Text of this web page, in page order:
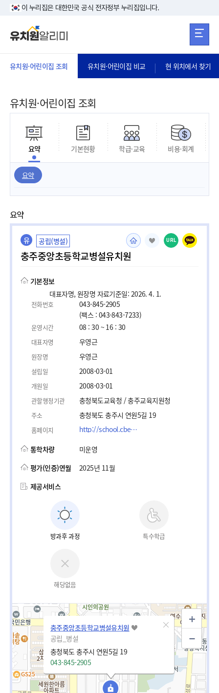
본문 바로가기
이 누리집은 대한민국 공식 전자정부 누리집입니다.
유치원·어린이집 조회 유치원·어린이집 비교 현 위치에서 찾기
유치원·어린이집 조회
요약 기본현황 학급·교육 비용·회계
요약
요약
유 공립(병설)
충주중앙초등학교병설유치원
URL
기본정보
대표자명, 원장명 자료기준일: 2026. 4. 1.
전화번호
043-845-2905
(팩스 : 043-843-7233)
운영시간 08 : 30 ~ 16 : 30
대표자명 우영근
원장명 우영근
설립일 2008-03-01
개원일 2008-03-01
관할행정기관 충청북도교육청 / 충주교육지원청
주소 충청북도 충주시 연원5길 19
홈페이지 http://school.cbe.go.kr/chungjuja-e/M01/
통학차량
미운영
평가(인증)연월
2025년 11월
제공서비스
방과후 과정 특수학급
해당없음
충주중앙초등학교병설유치원
공립_병설
충청북도 충주시 연원5길 19
043-845-2905